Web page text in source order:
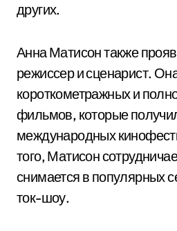
других.
Анна Матисон также
режиссер и сценарист.
короткометражных и
фильмов, которые
международных
того, Матисон
снимается в популярных
ток-шоу.